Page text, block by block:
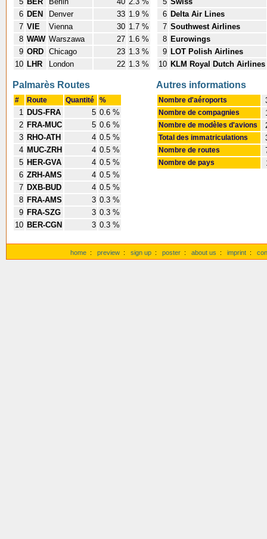
6 DEN Denver 33 1.9 %
7 VIE Vienna 30 1.7 %
8 WAW Warszawa 27 1.6 %
9 ORD Chicago 23 1.3 %
10 LHR London 22 1.3 %
6 Delta Air Lines
7 Southwest Airlines
8 Eurowings
9 LOT Polish Airlines
10 KLM Royal Dutch Airlines
Palmarès Routes
# Route Quantité %
1 DUS-FRA 5 0.6 %
2 FRA-MUC 5 0.6 %
3 RHO-ATH 4 0.5 %
4 MUC-ZRH 4 0.5 %
5 HER-GVA 4 0.5 %
6 ZRH-AMS 4 0.5 %
7 DXB-BUD 4 0.5 %
8 FRA-AMS 3 0.3 %
9 FRA-SZG 3 0.3 %
10 BER-CGN 3 0.3 %
Autres informations
Nombre d'aéroports
Nombre de compagnies
Nombre de modèles d'avions
Total des immatriculations
Nombre de routes
Nombre de pays
home : preview : sign up : poster : about us : imprint :